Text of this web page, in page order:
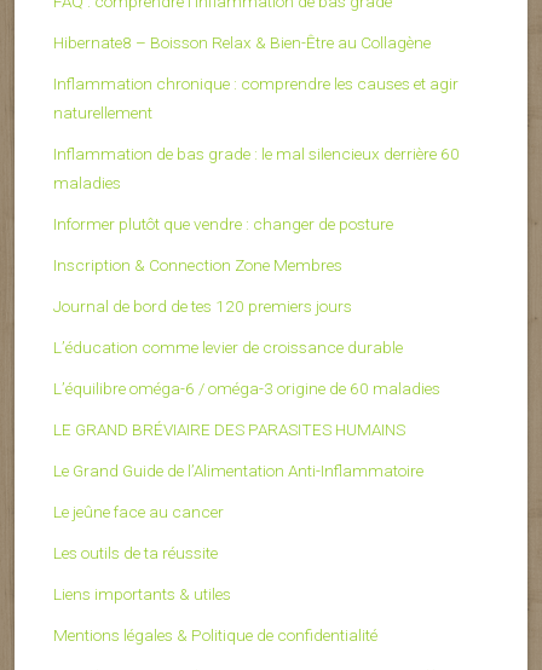
Hibernate8 – Boisson Relax & Bien-Être au Collagène
Inflammation chronique : comprendre les causes et agir
naturellement
Inflammation de bas grade : le mal silencieux derrière 60
maladies
Informer plutôt que vendre : changer de posture
Inscription & Connection Zone Membres
Journal de bord de tes 120 premiers jours
L’éducation comme levier de croissance durable
L’équilibre oméga-6 / oméga-3 origine de 60 maladies
LE GRAND BRÉVIAIRE DES PARASITES HUMAINS
Le Grand Guide de l’Alimentation Anti-Inflammatoire
Le jeûne face au cancer
Les outils de ta réussite
Liens importants & utiles
Mentions légales & Politique de confidentialité